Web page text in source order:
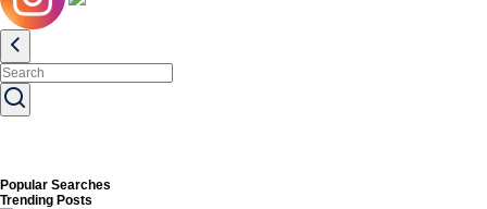
Popular Searches
Trending Posts